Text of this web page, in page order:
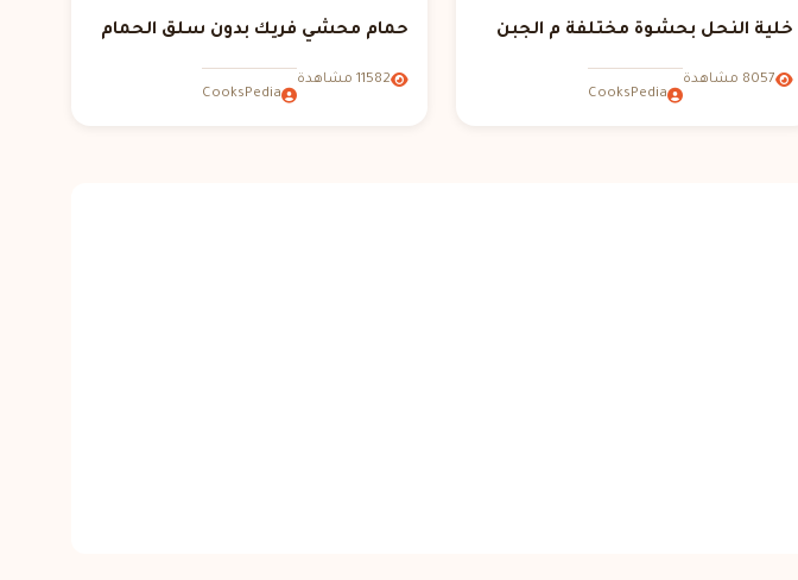
خلية النحل بحشوة مختلفة م الجبن
8057 مشاهدة
CooksPedia
حمام محشي فريك بدون سلق الحمام
11582 مشاهدة
CooksPedia